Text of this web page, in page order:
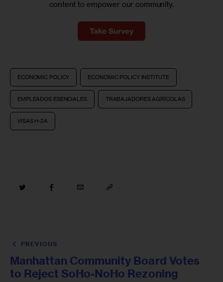
content to empower our community.
Take Survey
ECONOMIC POLICY ECONOMIC POLICY INSTITUTE
EMPLEADOS ESENCIALES TRABAJADORES AGRÍCOLAS
VISAS H-2A
PREVIOUS
Manhattan Community Board Votes
to Reject SoHo-NoHo Rezoning